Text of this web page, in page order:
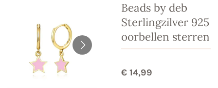
Beads by deb
Sterlingzilver 925
oorbellen sterren
€ 14,99